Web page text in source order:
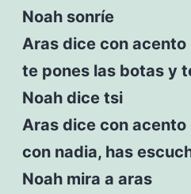
Noah sonríe
Aras dice con acento
te pones las botas y
Noah dice tsi
Aras dice con
con nadia, has
Noah mira a aras